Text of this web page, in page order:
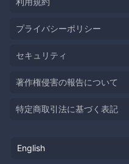
プライバシーポリシー
セキュリティ
著作権侵害の報告について
特定商取引法に基づく表記
English